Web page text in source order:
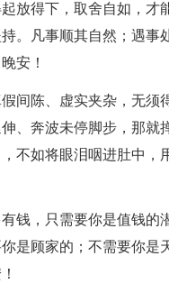
放得下，取舍自如，
。凡事顺其自然；遇
安！
间陈、虚实夹杂，无
、奔波未停脚步，那
不如将眼泪咽进肚中
钱，只需要你是值钱
是顾家的；不需要你